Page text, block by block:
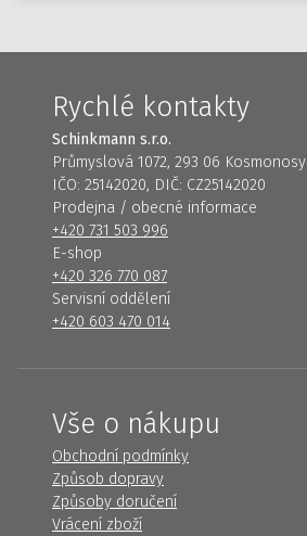
Rychlé kontakty
Schinkmann s.r.o.
Průmyslová 1072, 293 06 Kosmonosy
IČO: 25142020, DIČ: CZ25142020
Prodejna / obecné informace
+420 731 503 996
E-shop
+420 326 770 087
Servisní oddělení
+420 603 470 014
Vše o nákupu
Obchodní podmínky
Způsob dopravy
Způsoby doručení
Vrácení zboží